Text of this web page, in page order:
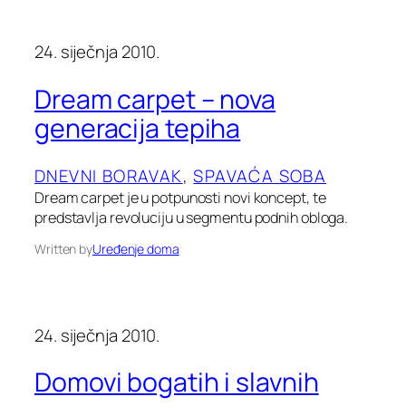
24. siječnja 2010.
Dream carpet – nova
generacija tepiha
DNEVNI BORAVAK, SPAVAĆA SOBA
Dream carpet je u potpunosti novi koncept, te
predstavlja revoluciju u segmentu podnih obloga.
Written byUređenje doma
24. siječnja 2010.
Domovi bogatih i slavnih